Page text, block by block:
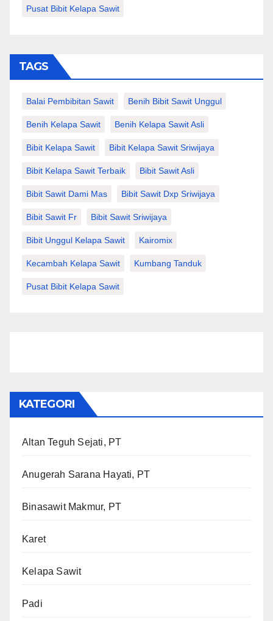
Pusat Bibit Kelapa Sawit
TAGS
Balai Pembibitan Sawit Benih Bibit Sawit Unggul
Benih Kelapa Sawit Benih Kelapa Sawit Asli
Bibit Kelapa Sawit Bibit Kelapa Sawit Sriwijaya
Bibit Kelapa Sawit Terbaik Bibit Sawit Asli
Bibit Sawit Dami Mas Bibit Sawit Dxp Sriwijaya
Bibit Sawit Fr Bibit Sawit Sriwijaya
Bibit Unggul Kelapa Sawit Kairomix
Kecambah Kelapa Sawit Kumbang Tanduk
Pusat Bibit Kelapa Sawit
KATEGORI
Altan Teguh Sejati, PT
Anugerah Sarana Hayati, PT
Binasawit Makmur, PT
Karet
Kelapa Sawit
Padi